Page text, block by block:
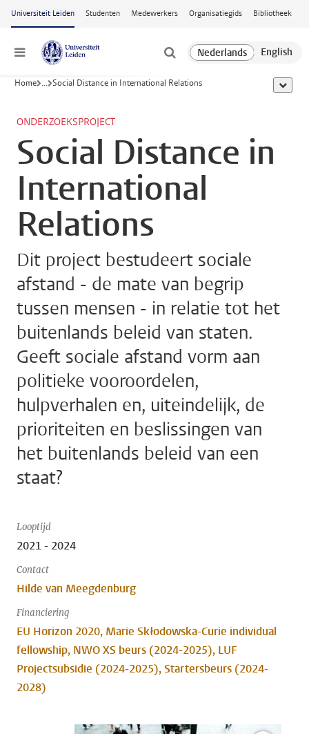
Ga naar hoofdinhoud
Universiteit Leiden Studenten Medewerkers Organisatiegids Bibliotheek
Menu
Home ... Social Distance in International Relations toon
ONDERZOEKSPROJECT
Social Distance in
International
Relations
Dit project bestudeert sociale
afstand - de mate van begrip
tussen mensen - in relatie tot het
buitenlands beleid van staten.
Geeft sociale afstand vorm aan
politieke vooroordelen,
hulpverhalen en, uiteindelijk, de
prioriteiten en beslissingen van
het buitenlands beleid van een
staat?
Looptijd
2021 - 2024
Contact
Hilde van Meegdenburg
Financiering
EU Horizon 2020, Marie Skłodowska-Curie individual
fellowship, NWO XS beurs (2024-2025), LUF
Projectsubsidie (2024-2025), Startersbeurs (2024-
2028)